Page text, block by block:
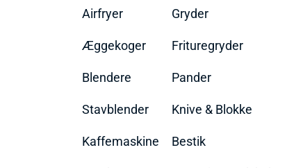
Airfryer
Æggekoger
Blendere
Stavblender
Kaffemaskine
Gryder
Frituregryder
Pander
Knive & Blokke
Bestik